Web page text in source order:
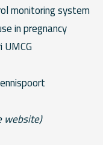
monitoring system
in pregnancy
website)